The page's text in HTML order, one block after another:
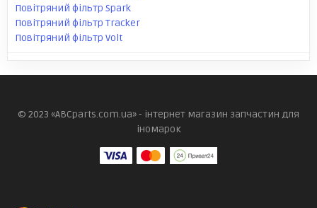
Повітряний фільтр Spark
Повітряний фільтр Tracker
Повітряний фільтр Volt
© 2023 «ABCparts.com.ua» - інтернет магазин запчастин для
іномарок